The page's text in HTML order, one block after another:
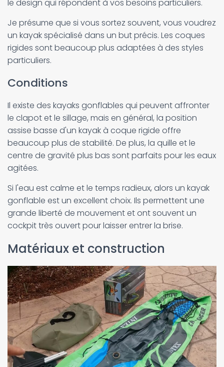
le design qui répondent à vos besoins particuliers.
Je présume que si vous sortez souvent, vous voudrez
un kayak spécialisé dans un but précis. Les coques
rigides sont beaucoup plus adaptées à des styles
particuliers.
Conditions
Il existe des kayaks gonflables qui peuvent affronter
le clapot et le sillage, mais en général, la position
assise basse d'un kayak à coque rigide offre
beaucoup plus de stabilité. De plus, la quille et le
centre de gravité plus bas sont parfaits pour les eaux
agitées.
Si l'eau est calme et le temps radieux, alors un kayak
gonflable est un excellent choix. Ils permettent une
grande liberté de mouvement et ont souvent un
cockpit très ouvert pour laisser entrer la brise.
Matériaux et construction